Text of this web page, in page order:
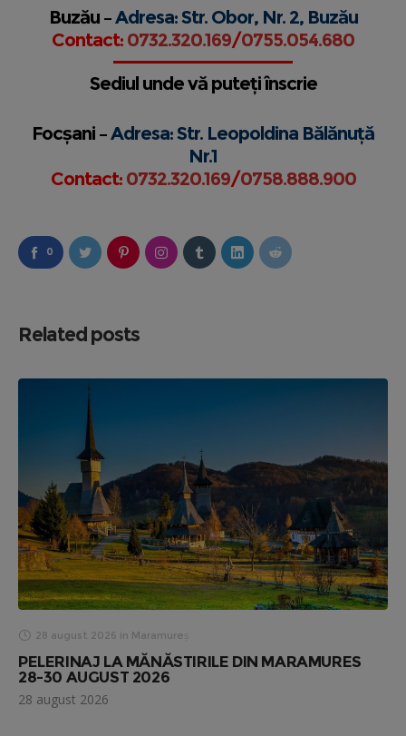
Buzău –Adresa: Str. Obor, Nr. 2, Buzău
Contact: 0732.320.169/0755.054.680
Sediul unde vă puteți înscrie
Focșani –Adresa: Str. Leopoldina Bălănuță
Nr.1
Contact: 0732.320.169/0758.888.900
0
Related posts
28 august 2026 in Maramureș
PELERINAJ LA MĂNĂSTIRILE DIN MARAMURES
28-30 AUGUST 2026
28 august 2026